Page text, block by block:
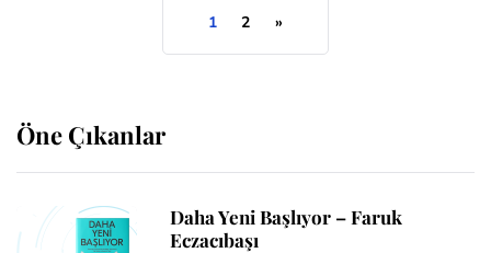
1 2 »
Öne Çıkanlar
Daha Yeni Başlıyor – Faruk
Eczacıbaşı